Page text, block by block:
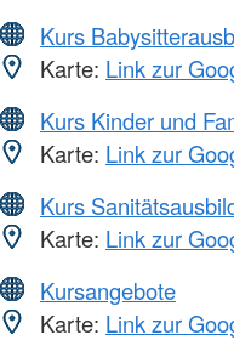
Kurs
Karte: Link zur
Kurs Kinder und
Karte: Link zur
Kurs
Karte: Link zur
Kursangebote
Karte: Link zur